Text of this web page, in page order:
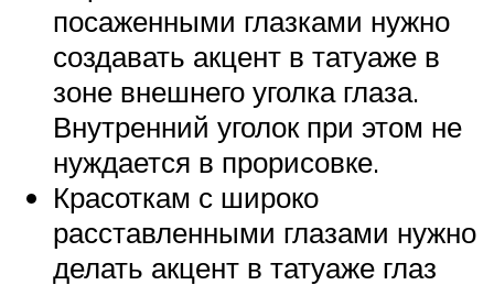
посаженными глазками нужно
создавать акцент в татуаже в
зоне внешнего уголка глаза.
Внутренний уголок при этом не
нуждается в прорисовке.
Красоткам с широко
расставленными глазами нужно
делать акцент в татуаже глаз